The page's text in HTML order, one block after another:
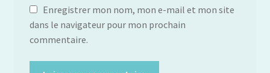
Enregistrer mon nom, mon e-mail et mon site
dans le navigateur pour mon prochain
commentaire.